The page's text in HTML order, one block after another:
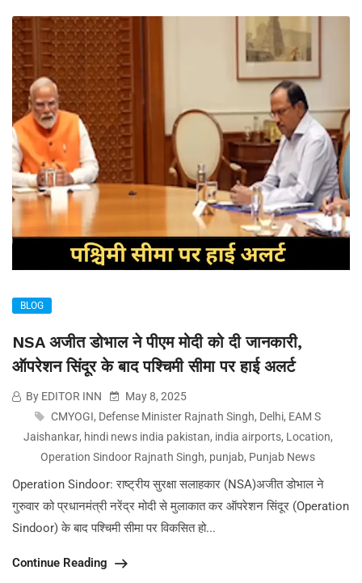
BLOG
NSA अजीत डोभाल ने पीएम मोदी को दी जानकारी,
ऑपरेशन सिंदूर के बाद पश्चिमी सीमा पर हाई अलर्ट
By EDITOR INN
May 8, 2025
CMYOGI, Defense Minister Rajnath Singh, Delhi, EAM S
Jaishankar, hindi news india pakistan, india airports, Location,
Operation Sindoor Rajnath Singh, punjab, Punjab News
Operation Sindoor: राष्ट्रीय सुरक्षा सलाहकार (NSA)अजीत डोभाल ने
गुरुवार को प्रधानमंत्री नरेंद्र मोदी से मुलाकात कर ऑपरेशन सिंदूर (Operation
Sindoor) के बाद पश्चिमी सीमा पर विकसित हो...
Continue Reading